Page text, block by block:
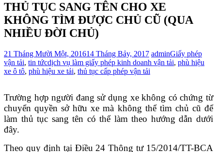
THỦ TỤC SANG TÊN CHO XE
KHÔNG TÌM ĐƯỢC CHỦ CŨ (QUA
NHIỀU ĐỜI CHỦ)
21 Tháng Mười Một, 201614 Tháng Bảy, 2017 adminGiấy phép
vận tải, tin tứcdịch vụ làm giấy phép kinh doanh vận tải, phù hiệu
xe ô tô, phù hiệu xe tải, thủ tục cấp phép vận tải
Trường hợp người đang sử dụng xe không có chứng từ
chuyển quyền sở hữu xe mà không thể tìm chủ cũ để
làm thủ tục sang tên có thể làm theo hướng dẫn dưới
đây.
Theo quy định tại Điều 24 Thông tư 15/2014/TT-BCA